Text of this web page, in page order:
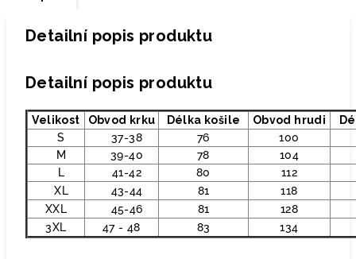
Detailní popis produktu
Detailní popis produktu
Velikost Obvod krku Délka košile Obvod hrudi
S
37-38 76
100
M
39-40 78
104
L
41-42 80
112
XL
43-44 81
118
XXL
45-46 81
128
3XL
47 - 48 83 134